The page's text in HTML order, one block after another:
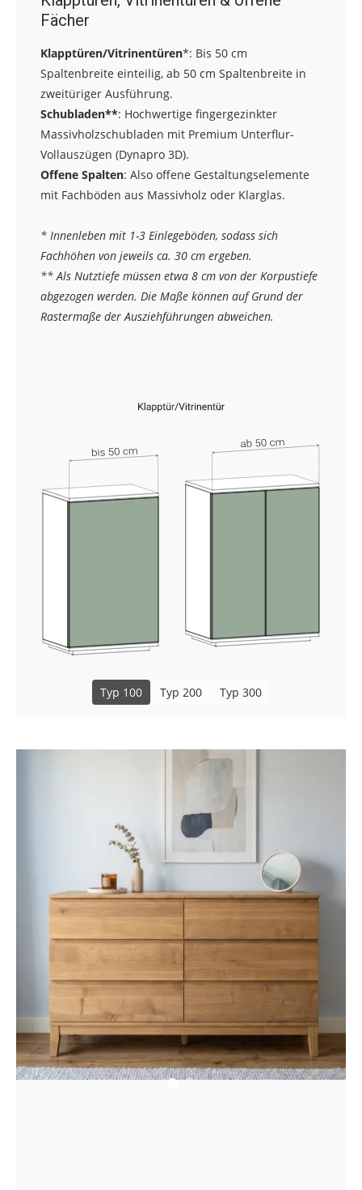
Fächer
Klapptüren/Vitrinentüren*: Bis 50 cm
Spaltenbreite einteilig, ab 50 cm Spaltenbreite in
zweitüriger Ausführung.
Schubladen**: Hochwertige fingergezinkter
Massivholzschubladen mit Premium Unterflur-
Vollauszügen (Dynapro 3D).
Offene Spalten: Also offene Gestaltungselemente
mit Fachböden aus Massivholz oder Klarglas.
* Innenleben mit 1-3 Einlegeböden, sodass sich
Fachhöhen von jeweils ca. 30 cm ergeben.
** Als Nutztiefe müssen etwa 8 cm von der Korpustiefe
abgezogen werden. Die Maße können auf Grund der
Rastermaße der Ausziehführungen abweichen.
Typ 100 Typ 200 Typ 300